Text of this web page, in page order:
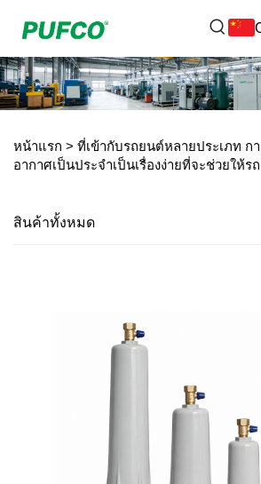
หน้าแรก > ที่เข้ากับรถยนต์หลายประเภท ก
อากาศเป็นประจำเป็นเรื่องง่ายที่จะช่วยให้ร
สินค้าทั้งหมด